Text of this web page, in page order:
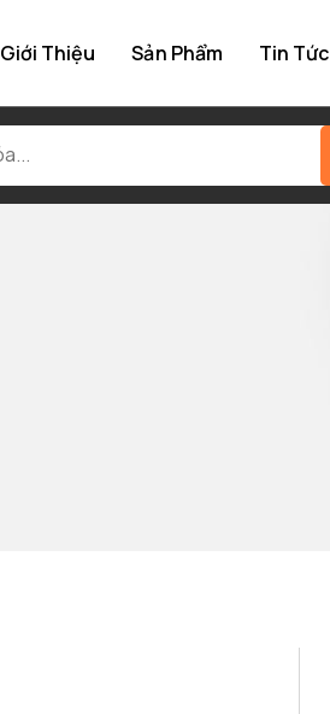
Giới Thiệu Sản Phẩm Tin Tức